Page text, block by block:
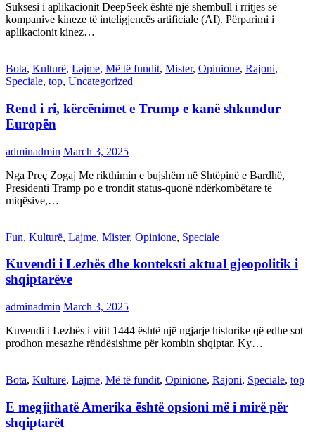
Suksesi i aplikacionit DeepSeek është një shembull i rritjes së
kompanive kineze të inteligjencës artificiale (AI). Përparimi i
aplikacionit kinez…
Bota, Kulturë, Lajme, Më të fundit, Mister, Opinione, Rajoni,
Speciale, top, Uncategorized
Rend i ri, kërcënimet e Trump e kanë shkundur
Europën
adminadmin March 3, 2025
Nga Preç Zogaj Me rikthimin e bujshëm në Shtëpinë e Bardhë,
Presidenti Tramp po e trondit status-quonë ndërkombëtare të
miqësive,…
Fun, Kulturë, Lajme, Mister, Opinione, Speciale
Kuvendi i Lezhës dhe konteksti aktual gjeopolitik i
shqiptarëve
adminadmin March 3, 2025
Kuvendi i Lezhës i vitit 1444 është një ngjarje historike që edhe sot
prodhon mesazhe rëndësishme për kombin shqiptar. Ky…
Bota, Kulturë, Lajme, Më të fundit, Opinione, Rajoni, Speciale, top
E megjithatë Amerika është opsioni më i mirë për
shqiptarët